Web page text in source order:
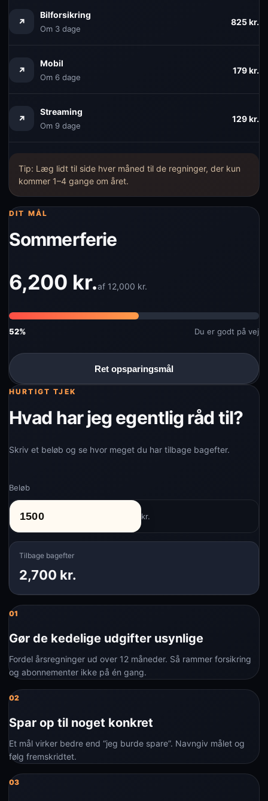
↗
Bilforsikring
Om 3 dage
825 kr.
↗
Mobil
Om 6 dage
179 kr.
↗
Streaming
Om 9 dage
129 kr.
Tip: Læg lidt til side hver måned til de regninger, der kun
kommer 1–4 gange om året.
DIT MÅL
Sommerferie
6,200 kr.af 12,000 kr.
52% Du er godt på vej
Ret opsparingsmål
HURTIGT TJEK
Hvad har jeg egentlig råd til?
Skriv et beløb og se hvor meget du har tilbage bagefter.
Beløb
kr.
Tilbage bagefter
2,700 kr.
01
Gør de kedelige udgifter usynlige
Fordel årsregninger ud over 12 måneder. Så rammer forsikring
og abonnementer ikke på én gang.
02
Spar op til noget konkret
Et mål virker bedre end “jeg burde spare”. Navngiv målet og
følg fremskridtet.
03